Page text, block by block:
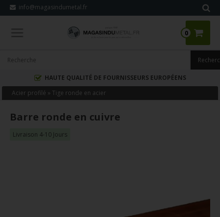
info@magasindumetal.fr
0
HAUTE QUALITÉ DE FOURNISSEURS EUROPÉENS
Acier profilé »Tige ronde en acier
Barre ronde en cuivre
Livraison 4-10 Jours